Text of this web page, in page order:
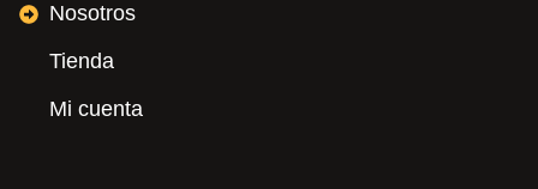
Nosotros
Tienda
Mi cuenta